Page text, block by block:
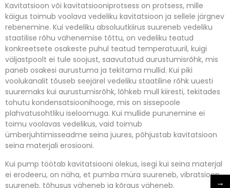
Kavitatsioon või kavitatsiooniprotsess on protsess, mille
käigus toimub voolava vedeliku kavitatsioon ja sellele järgnev
rebenemine. Kui vedeliku absoluutkiirus suureneb vedeliku
staatilise rõhu vähenemise tõttu, on vedeliku teatud
konkreetsete osakeste puhul teatud temperatuuril, kuigi
väljastpoolt ei tule soojust, saavutatud aurustumisrõhk, mis
paneb osakesi aurustuma ja tekitama mullid. Kui piki
voolukanalit tõuseb seejärel vedeliku staatiline rõhk uuesti
suuremaks kui aurustumisrõhk, lõhkeb mull kiiresti, tekitades
tohutu kondensatsioonihooge, mis on sissepoole
plahvatusohtliku iseloomuga. Kui mullide purunemine ei
toimu voolavas vedelikus, vaid toimub
ümberjuhtimisseadme seina juures, põhjustab kavitatsioon
seina materjali erosiooni.
Kui pump töötab kavitatsiooni olekus, isegi kui seina materjal
ei erodeeru, on näha, et pumba müra suureneb, vibratsioon
suureneb, tõhusus väheneb ja kõrgus väheneb.
→